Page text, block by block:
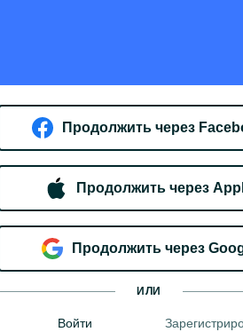
Продолжить через
Продолжить через
Продолжить через
ИЛИ
Войти